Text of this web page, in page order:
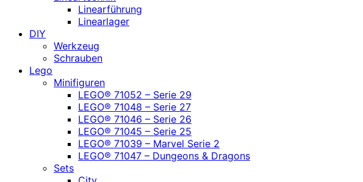
Linearführung
Linearlager
DIY
Werkzeug
Schrauben
Lego
Minifiguren
LEGO® 71052 – Serie 29
LEGO® 71048 – Serie 27
LEGO® 71046 – Serie 26
LEGO® 71045 – Serie 25
LEGO® 71039 – Marvel Serie 2
LEGO® 71047 – Dungeons & Dragons
Sets